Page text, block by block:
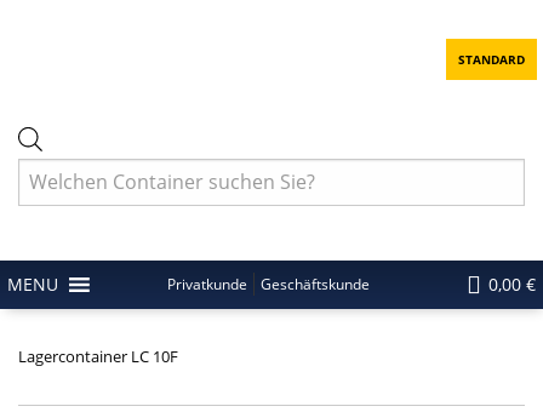
Products
search
MENU Privatkunde Geschäftskunde 0,00 €
Lagercontainer LC 10F
STANDARD